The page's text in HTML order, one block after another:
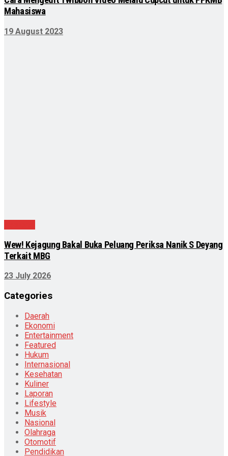
Mahasiswa
19 August 2023
Wew! Kejagung Bakal Buka Peluang Periksa Nanik S Deyang
Terkait MBG
23 July 2026
Categories
Daerah
Ekonomi
Entertainment
Featured
Hukum
Internasional
Kesehatan
Kuliner
Laporan
Lifestyle
Musik
Nasional
Olahraga
Otomotif
Pendidikan